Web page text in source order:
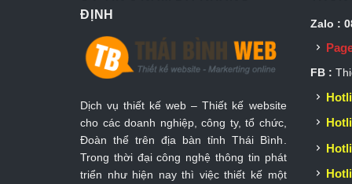
ĐỊNH
Dịch vụ thiết kế web – Thiết kế website
cho các doanh nghiệp, công ty, tổ chức,
Đoàn thể trên địa bàn tỉnh Thái Bình.
Trong thời đại công nghệ thông tin phát
triển như hiện nay thì việc thiết kế một
Zalo :
FB :